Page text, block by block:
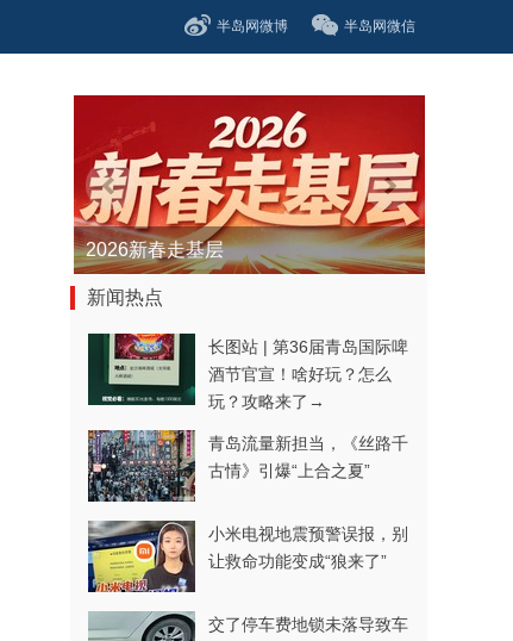
半岛网微博 半岛网微信
青春逐梦正当时——聚焦2026年中...
新闻热点
长图站 | 第36届青岛国际啤
酒节官宣！啥好玩？怎么
玩？攻略来了→
青岛流量新担当，《丝路千
古情》引爆“上合之夏”
小米电视地震预警误报，别
让救命功能变成“狼来了”
交了停车费地锁未落导致车